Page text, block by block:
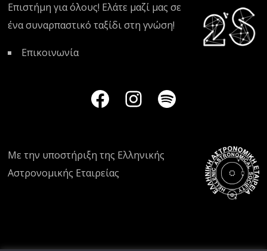
Επιστήμη για όλους! Ελάτε μαζί μας σε
ένα συναρπαστικό ταξίδι στη γνώση!
Επικοινωνία
Με την υποστήριξη της Ελληνικής
Αστρονομικής Εταιρείας